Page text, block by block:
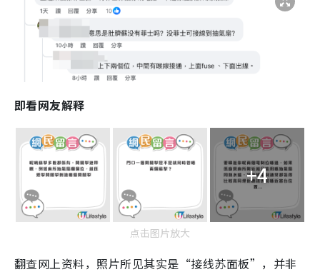
即看网友解释
+4
点击图片放大
翻查网上资料，照片所见其实是“接线苏面板”，并非